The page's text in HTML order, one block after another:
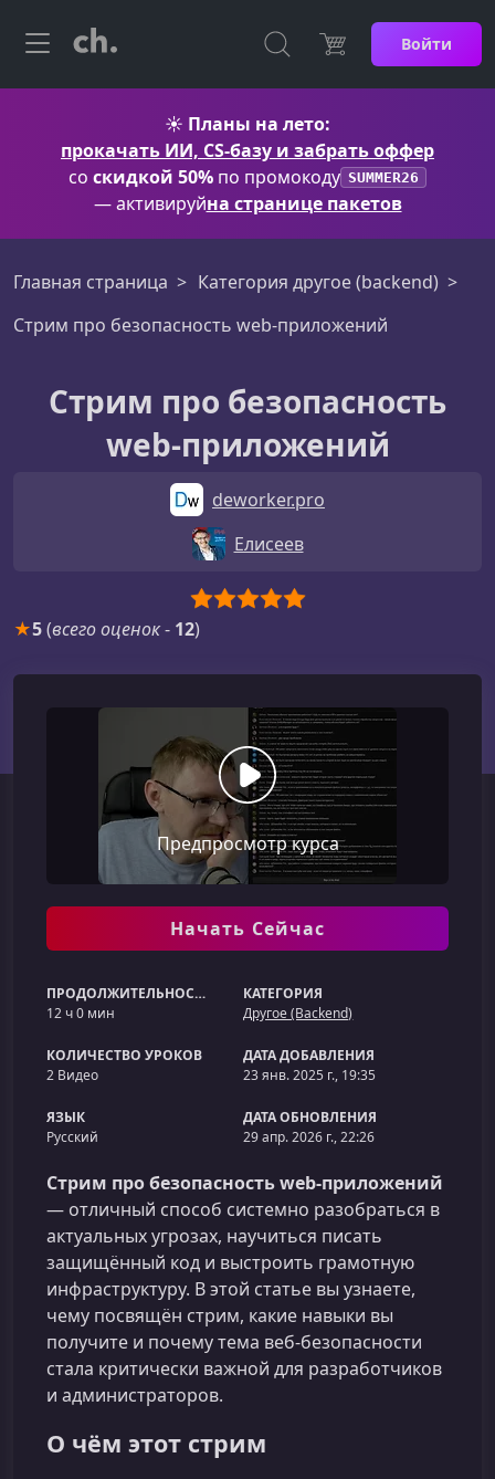
Войти
☀️ Планы на лето:
прокачать ИИ, CS-базу и забрать оффер
со скидкой 50% по промокоду SUMMER26
— активируйна странице пакетов
Главная страница
Категория другое (backend)
Стрим про безопасность web-приложений
Стрим про безопасность
web-приложений
deworker.pro
Елисеев
★5(всего оценок- 12)
Предпросмотр курса
Начать Сейчас
ПРОДОЛЖИТЕЛЬНОСТЬ
12 ч 0 мин
КАТЕГОРИЯ
Другое (Backend)
КОЛИЧЕСТВО УРОКОВ
2 Видео
ДАТА ДОБАВЛЕНИЯ
23 янв. 2025 г., 19:35
ЯЗЫК
Русский
ДАТА ОБНОВЛЕНИЯ
29 апр. 2026 г., 22:26
Стрим про безопасность web‑приложений
— отличный способ системно разобраться в
актуальных угрозах, научиться писать
защищённый код и выстроить грамотную
инфраструктуру. В этой статье вы узнаете,
чему посвящён стрим, какие навыки вы
получите и почему тема веб‑безопасности
стала критически важной для разработчиков
и администраторов.
О чём этот стрим